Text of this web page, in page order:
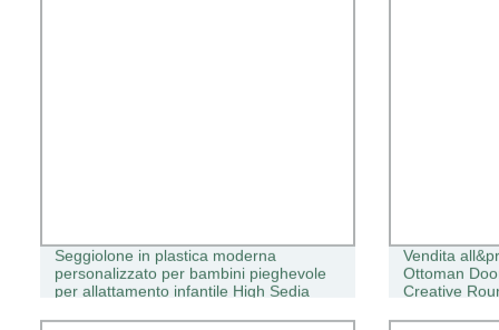
Seggiolone in plastica moderna
personalizzato per bambini pieghevole
per allattamento infantile High Sedia
Vendita
Ottoman
Creative